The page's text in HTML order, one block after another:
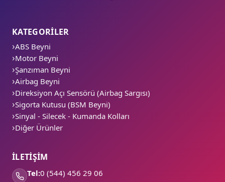
KATEGORİLER
ABS Beyni
Motor Beyni
Şanzıman Beyni
Airbag Beyni
Direksiyon Açı Sensörü (Airbag Sargısı)
Sigorta Kutusu (BSM Beyni)
Sinyal - Silecek - Kumanda Kolları
Diğer Ürünler
İLETİŞİM
Tel:0 (544) 456 29 06